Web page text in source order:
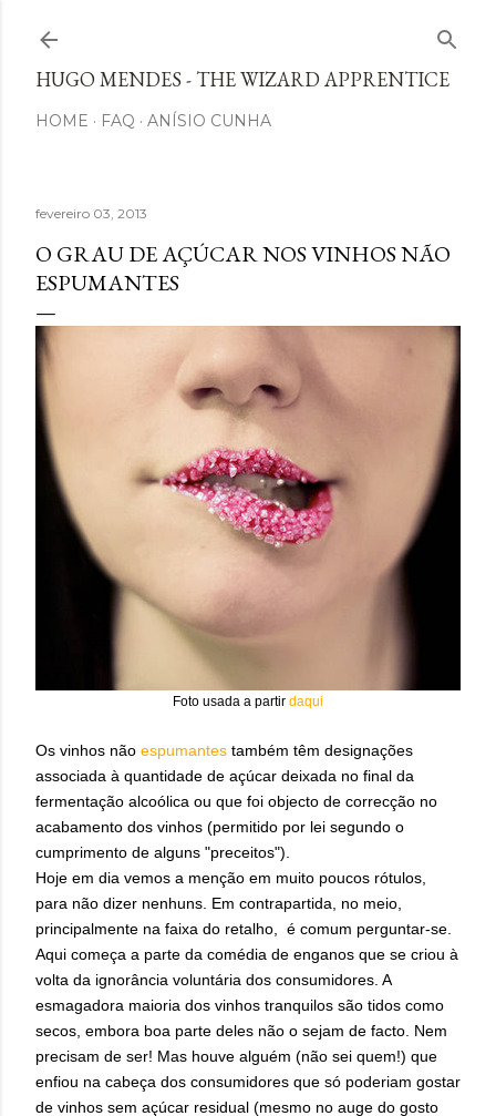
HUGO MENDES - THE WIZARD APPRENTICE
HOME FAQ ANÍSIO CUNHA
fevereiro 03, 2013
O GRAU DE AÇÚCAR NOS VINHOS NÃO
ESPUMANTES
Foto usada a partir daqui
Os vinhos não espumantes também têm designações
associada à quantidade de açúcar deixada no final da
fermentação alcoólica ou que foi objecto de correcção no
acabamento dos vinhos (permitido por lei segundo o
cumprimento de alguns "preceitos").
Hoje em dia vemos a menção em muito poucos rótulos,
para não dizer nenhuns. Em contrapartida, no meio,
principalmente na faixa do retalho, é comum perguntar-se.
Aqui começa a parte da comédia de enganos que se criou à
volta da ignorância voluntária dos consumidores. A
esmagadora maioria dos vinhos tranquilos são tidos como
secos, embora boa parte deles não o sejam de facto. Nem
precisam de ser! Mas houve alguém (não sei quem!) que
enfiou na cabeça dos consumidores que só poderiam gostar
de vinhos sem açúcar residual (mesmo no auge do gosto